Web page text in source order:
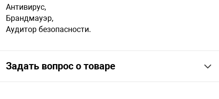
Антивирус,
Брандмауэр,
Аудитор безопасности.
Задать вопрос о товаре